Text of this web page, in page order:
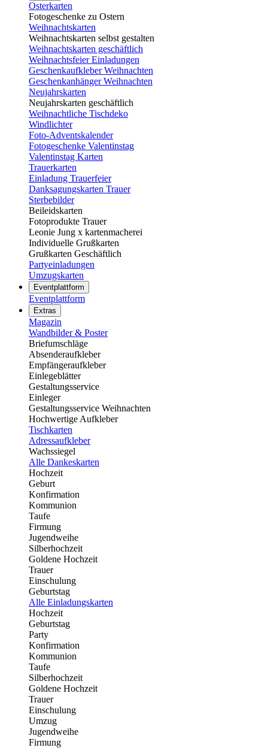
Osterkarten
Fotogeschenke zu Ostern
Weihnachtskarten
Weihnachtskarten selbst gestalten
Weihnachtskarten geschäftlich
Weihnachtsfeier Einladungen
Geschenkaufkleber Weihnachten
Geschenkanhänger Weihnachten
Neujahrskarten
Neujahrskarten geschäftlich
Weihnachtliche Tischdeko
Windlichter
Foto-Adventskalender
Fotogeschenke Valentinstag
Valentinstag Karten
Trauerkarten
Einladung Trauerfeier
Danksagungskarten Trauer
Sterbebilder
Beileidskarten
Fotoprodukte Trauer
Leonie Jung x kartenmacherei
Individuelle Grußkarten
Grußkarten Geschäftlich
Partyeinladungen
Umzugskarten
Eventplattform
Eventplattform
Extras
Magazin
Wandbilder & Poster
Briefumschläge
Absenderaufkleber
Empfängeraufkleber
Einlegeblätter
Gestaltungsservice
Einleger
Gestaltungsservice Weihnachten
Hochwertige Aufkleber
Tischkarten
Adressaufkleber
Wachssiegel
Alle Dankeskarten
Hochzeit
Geburt
Konfirmation
Kommunion
Taufe
Firmung
Jugendweihe
Silberhochzeit
Goldene Hochzeit
Trauer
Einschulung
Geburtstag
Alle Einladungskarten
Hochzeit
Geburtstag
Party
Konfirmation
Kommunion
Taufe
Silberhochzeit
Goldene Hochzeit
Trauer
Einschulung
Umzug
Jugendweihe
Firmung